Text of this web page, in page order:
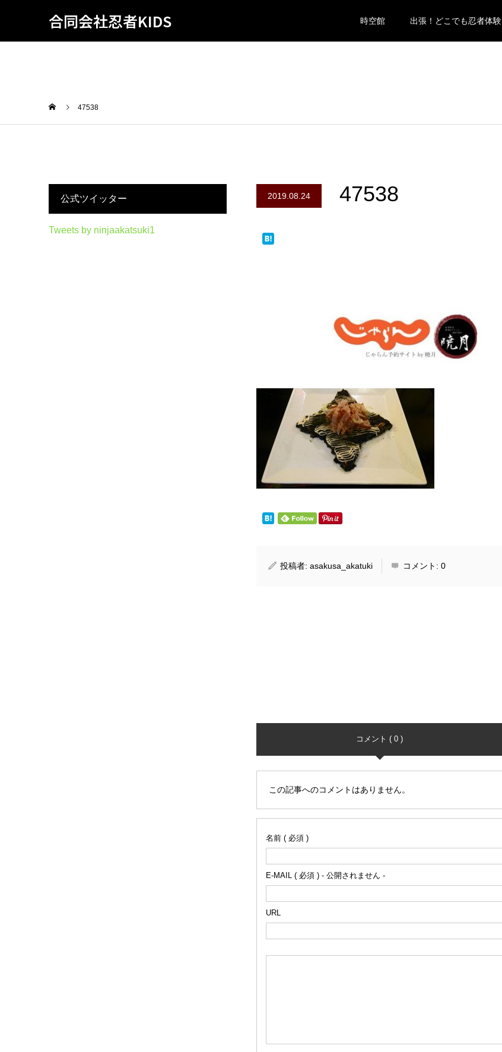
合同会社忍者KIDS 時空館 出張！どこでも忍者体験
47538
2019.08.24 47538
投稿者:asakusa_akatuki コメント:0
コメント ( 0 )
この記事へのコメントはありません。
名前 ( 必須 )
E-MAIL ( 必須 ) - 公開されません -
URL
公式ツイッター
Tweets by ninjaakatsuki1